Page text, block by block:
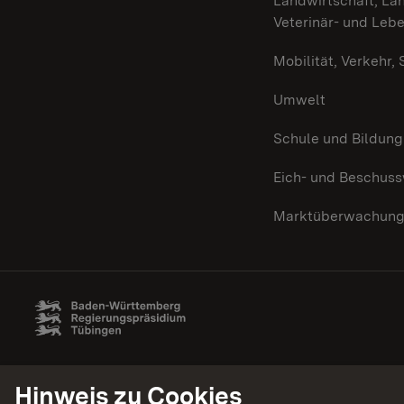
Veterinär- und
Mobilität, Verkehr,
Umwelt
Schule und Bildung
Eich- und
Marktüberwachung
Hinweis zu Cookies